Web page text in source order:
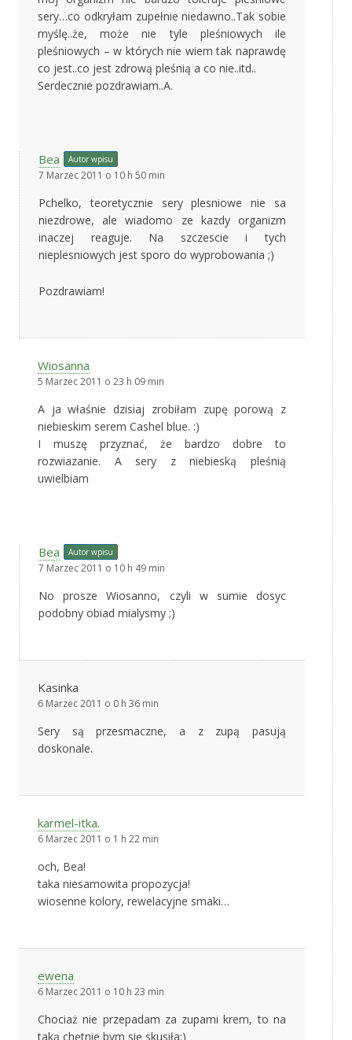
sery…co odkryłam zupełnie niedawno..Tak sobie
myślę..że, może nie tyle pleśniowych ile
pleśniowych – w których nie wiem tak naprawdę
co jest..co jest zdrową pleśnią a co nie..itd..
Serdecznie pozdrawiam..A.
Bea Autor wpisu
7 Marzec 2011 o 10 h 50 min
Pchelko, teoretycznie sery plesniowe nie sa
niezdrowe, ale wiadomo ze kazdy organizm
inaczej reaguje. Na szczescie i tych
nieplesniowych jest sporo do wyprobowania ;)
Pozdrawiam!
Wiosanna
5 Marzec 2011 o 23 h 09 min
A ja właśnie dzisiaj zrobiłam zupę porową z
niebieskim serem Cashel blue. :)
I muszę przyznać, że bardzo dobre to
rozwiazanie. A sery z niebieską pleśnią
uwielbiam
Bea Autor wpisu
7 Marzec 2011 o 10 h 49 min
No prosze Wiosanno, czyli w sumie dosyc
podobny obiad mialysmy ;)
Kasinka
6 Marzec 2011 o 0 h 36 min
Sery są przesmaczne, a z zupą pasują
doskonale.
karmel-itka.
6 Marzec 2011 o 1 h 22 min
och, Bea!
taka niesamowita propozycja!
wiosenne kolory, rewelacyjne smaki…
ewena
6 Marzec 2011 o 10 h 23 min
Chociaż nie przepadam za zupami krem, to na
taką chętnie bym się skusiła:)